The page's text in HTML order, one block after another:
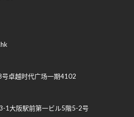
卓越时代广场一期4102
1大阪駅前第一ビル5階5-2号